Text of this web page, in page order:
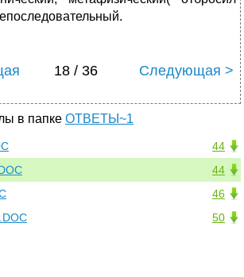
18 / 36 Следующая >
в папке ОТВЕТЫ~1
44
44
46
50